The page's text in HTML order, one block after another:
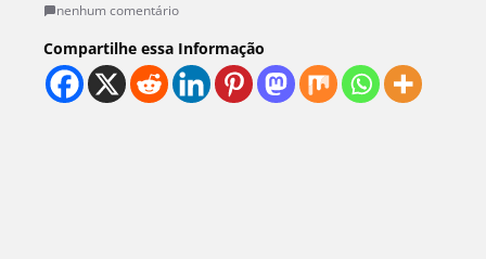
nenhum comentário
Compartilhe essa Informação